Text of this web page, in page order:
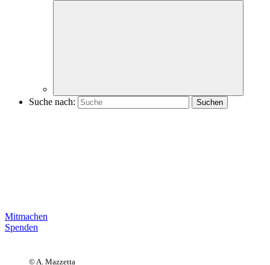
Suche nach:
Mitmachen
Spenden
© A. Mazzetta